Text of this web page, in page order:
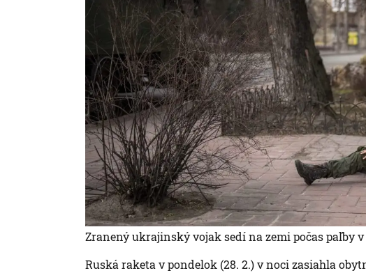
Zranený ukrajinský vojak sedí na zemi počas paľby v
Ruská raketa v pondelok (28. 2.) v noci zasiahla